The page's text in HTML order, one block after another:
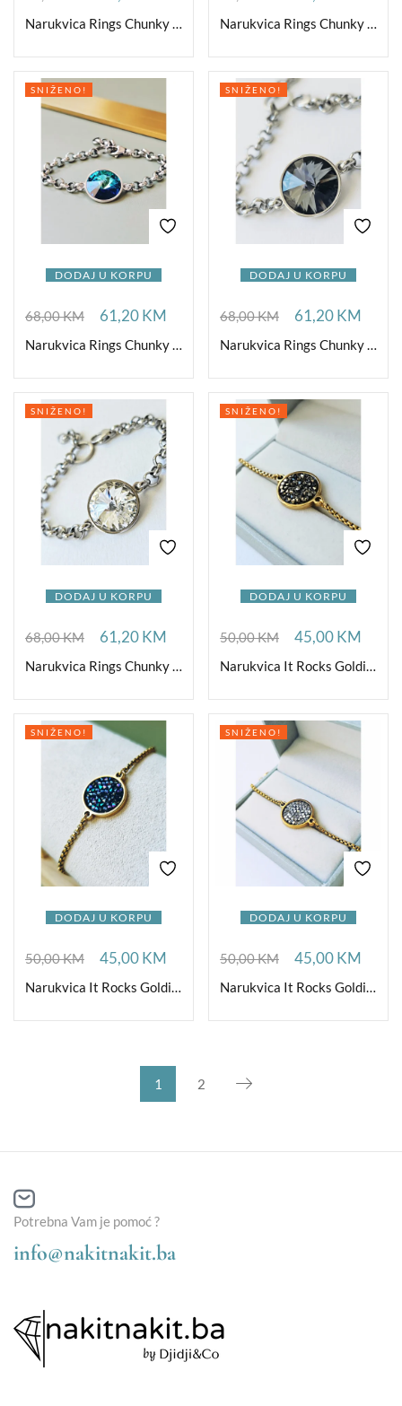
Narukvica Rings Chunky G Shadow Narukvica Rings Chunky Scarlet
DODAJ U KORPU
SNIŽENO!
68,00KM 61,20KM
Narukvica Rings Chunky Bermuda B
DODAJ U KORPU
SNIŽENO!
68,00KM 61,20KM
Narukvica Rings Chunky Night
DODAJ U KORPU
SNIŽENO!
68,00KM 61,20KM
Narukvica Rings Chunky Crystal
DODAJ U KORPU
SNIŽENO!
50,00KM 45,00KM
Narukvica It Rocks Goldishious Chocolate
DODAJ U KORPU
SNIŽENO!
50,00KM 45,00KM
Narukvica It Rocks Goldishious Paradise Shine
DODAJ U KORPU
SNIŽENO!
50,00KM 45,00KM
Narukvica It Rocks Goldishious Crystallize
1 2
Potrebna Vam je pomoć ?
info@nakitnakit.ba